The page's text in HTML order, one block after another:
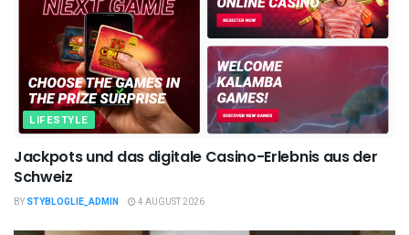
LIFESTYLE
Jackpots und das digitale Casino-Erlebnis aus der
Schweiz
BY STYBLOGLIE_ADMIN 4 AUGUST 2026